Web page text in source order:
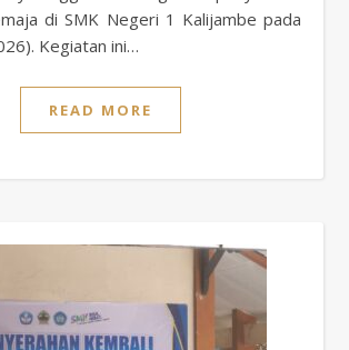
di SMK Negeri 1 Kalijambe pada
Kegiatan ini…
READ MORE